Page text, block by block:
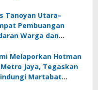
Tanoyan Utara–
Pembuangan
Warga dan
Melaporkan Hotman
Jaya, Tegaskan
Martabat